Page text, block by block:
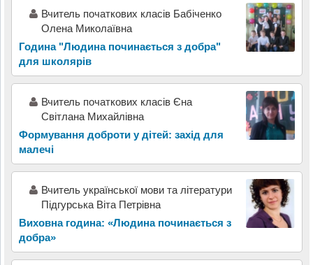
Вчитель початкових класів Бабіченко
Олена Миколаївна
Година "Людина починається з добра"
для школярів
Вчитель початкових класів Єна
Світлана Михайлівна
Формування доброти у дітей: захід для
малечі
Вчитель української мови та літератури
Підгурська Віта Петрівна
Виховна година: «Людина починається з
добра»